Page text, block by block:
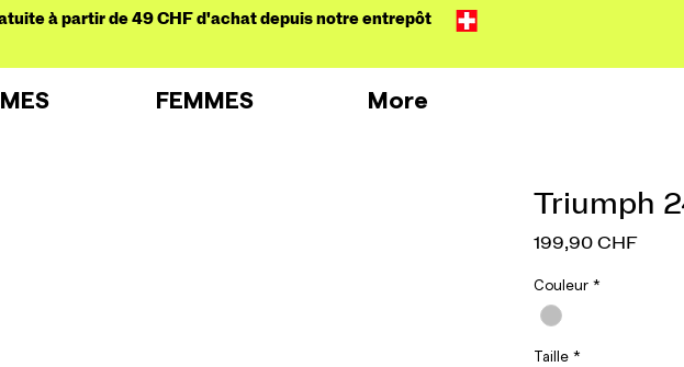
à partir de 49 CHF d'achat depuis notre entrepôt
FEMMES More
Triumph
199,90 CHFPrix
Couleur *
Taille *